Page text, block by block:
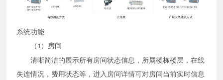
系统功能
（ 1）房间
清晰简洁的展示所有房间状态信息，所属楼栋楼层，在线
失连情况，费用状态等，进入房间详情可对房间当前实时信息